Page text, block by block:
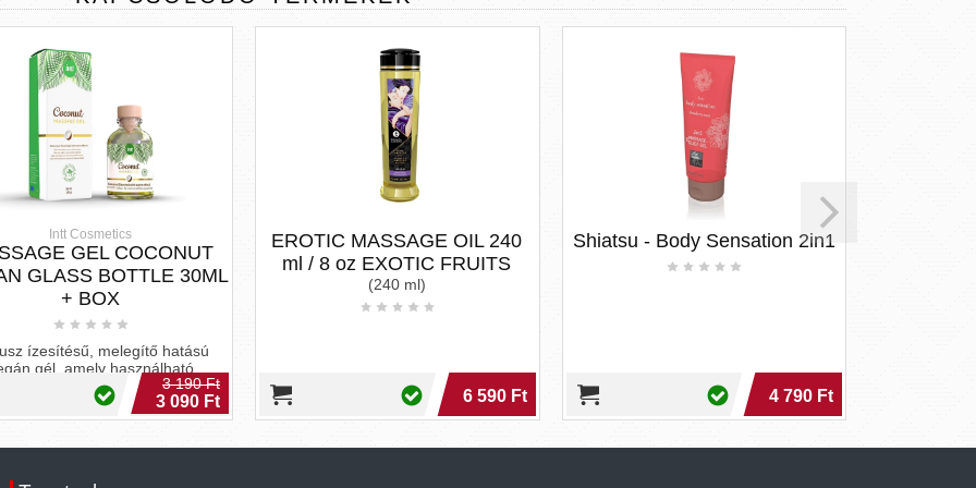
Intt Cosmetics
GEL COCONUT
GLASS BOTTLE 30ML
+ BOX
ízesítésű, melegítő hatású
gél, amely használható
orális szexhez,
közösüléshez és csókoló
3 190 Ft
3 090 Ft
EROTIC MASSAGE OIL 240
ml / 8 oz EXOTIC FRUITS
(240 ml)
6 590 Ft
Shiatsu - Body Sensation 2in1
4 790 Ft